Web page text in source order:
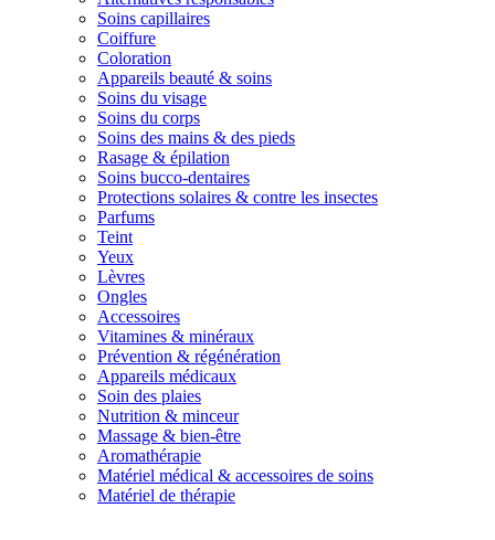
Soins capillaires
Coiffure
Coloration
Appareils beauté & soins
Soins du visage
Soins du corps
Soins des mains & des pieds
Rasage & épilation
Soins bucco-dentaires
Protections solaires & contre les insectes
Parfums
Teint
Yeux
Lèvres
Ongles
Accessoires
Vitamines & minéraux
Prévention & régénération
Appareils médicaux
Soin des plaies
Nutrition & minceur
Massage & bien-être
Aromathérapie
Matériel médical & accessoires de soins
Matériel de thérapie